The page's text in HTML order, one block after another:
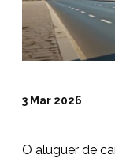
3 Mar 2026
O aluguer de